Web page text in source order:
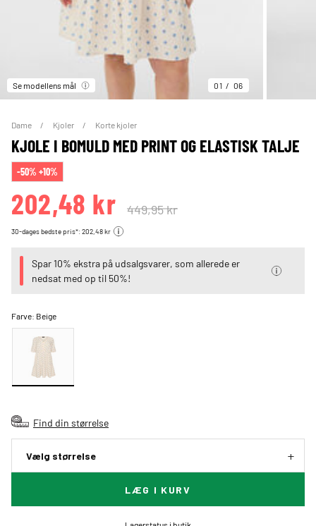
Se modellens mål 01 06
Dame Kjoler Korte kjoler
KJOLE I BOMULD MED PRINT OG ELASTISK TALJE
-50% +10%
202,48 kr 449,95 kr
30-dages bedste pris*: 202,48 kr
Spar 10% ekstra på udsalgsvarer, som allerede er
nedsat med op til 50%!
Farve: Beige
Find din størrelse
Vælg størrelse
LÆG I KURV